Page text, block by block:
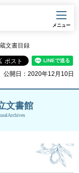
メニュー
文書目録
公開日：2020年12月10日
文書館